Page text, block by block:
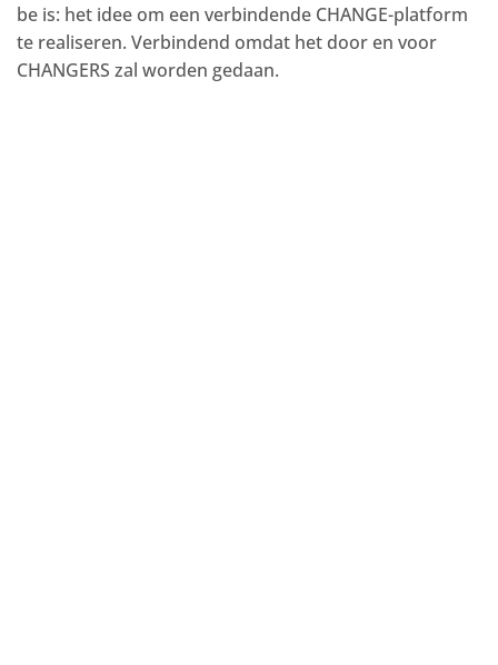
be is: het idee om een verbindende CHANGE-platform
te realiseren. Verbindend omdat het door en voor
CHANGERS zal worden gedaan.